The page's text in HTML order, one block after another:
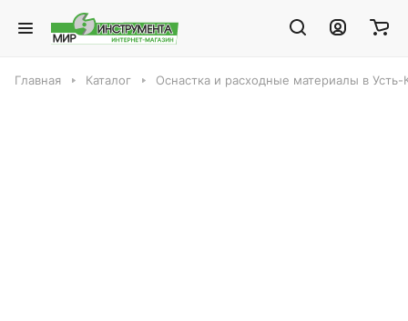
Главная Каталог Оснастка и расходные материалы в Усть-